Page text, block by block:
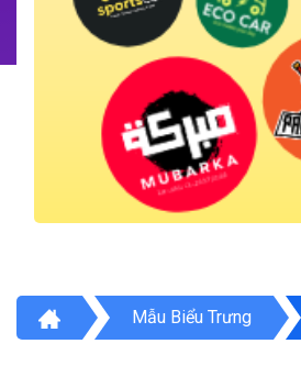
Mẫu Biểu Trưng